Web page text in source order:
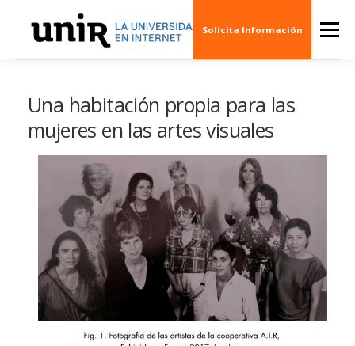
content
Menu
EVENTOS CREAS 3D
Una habitación propia para las
mujeres en las artes visuales
Solicita Información